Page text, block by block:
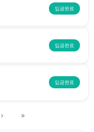
입금완료
입금완료
입금완료